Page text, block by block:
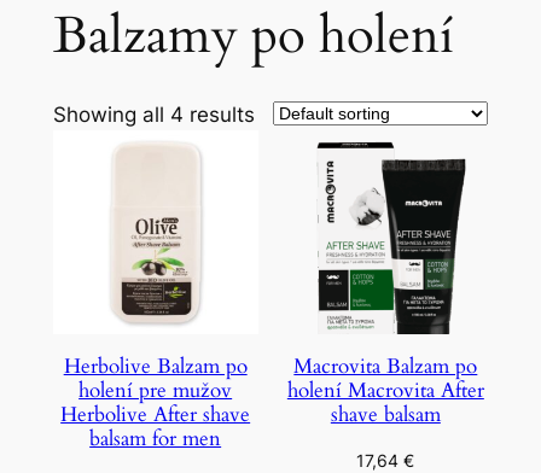
Balzamy po holení
Showing all 4 results
Herbolive Balzam po
holení pre mužov
Herbolive After shave
balsam for men
Macrovita Balzam po
holení Macrovita After
shave balsam
17,64€